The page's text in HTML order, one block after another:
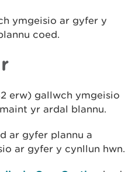
ymgeisio ar gyfer y
coed.
erw) gallwch ymgeisio
yr ardal blannu.
ar gyfer plannu a
ar gyfer y cynllun hwn.